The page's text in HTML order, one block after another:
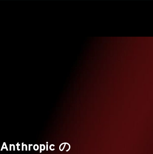
Anthropic の